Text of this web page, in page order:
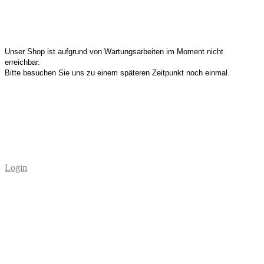
Unser Shop ist aufgrund von Wartungsarbeiten im Moment nicht
erreichbar.
Bitte besuchen Sie uns zu einem späteren Zeitpunkt noch einmal.
Login